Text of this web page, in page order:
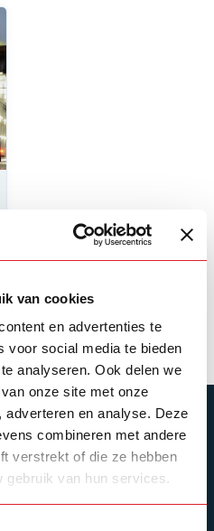
van cookies
en advertenties te
voor social media te bieden
analyseren. Ook delen we
onze site met onze
en analyse. Deze
combineren met andere
verstrekt of die ze hebben
gebruik van hun services.
latest offers